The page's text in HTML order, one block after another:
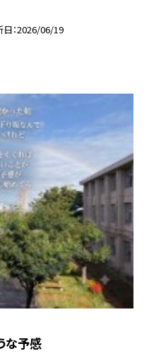
日 2026/06/19
な予感